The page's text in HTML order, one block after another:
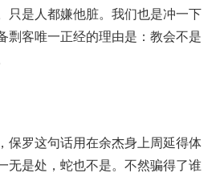
只是人都嫌他脏。我们也是冲一下
剽客唯一正经的理由是：教会不是
保罗这句话用在余杰身上周延得体
无是处，蛇也不是。不然骗得了谁